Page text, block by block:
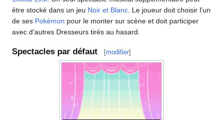
être stocké dans un jeu Noir et Blanc. Le joueur doit choisir l'un
de ses Pokémon pour le monter sur scène et doit participer
avec d'autres Dresseurs tirés au hasard.
Spectacles par défaut [modifier]